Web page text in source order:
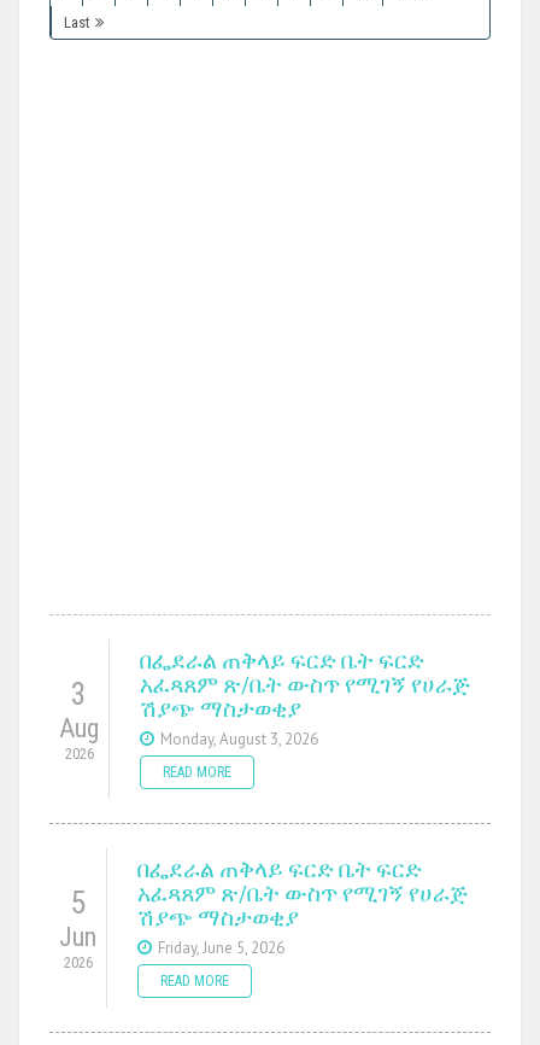
Last
3
Aug
2026
በፌደራል ጠቅላይ ፍርድ ቤት ፍርድ
አፈጻጸም ጽ/ቤት ውስጥ የሚገኝ የሀራጅ
ሽያጭ ማስታወቂያ
Monday, August 3, 2026
READ MORE
5
Jun
2026
በፌደራል ጠቅላይ ፍርድ ቤት ፍርድ
አፈጻጸም ጽ/ቤት ውስጥ የሚገኝ የሀራጅ
ሽያጭ ማስታወቂያ
Friday, June 5, 2026
READ MORE